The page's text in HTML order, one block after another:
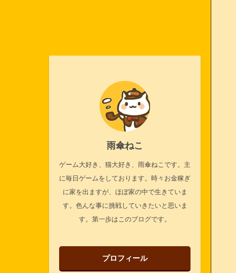
雨傘ねこ
ゲーム大好き、猫大好き、雨傘ねこです。主
に毎日ゲームをしております。時々お金稼ぎ
に家を出ますが、ほぼ家の中で生きていま
す。色んな事に挑戦していきたいと思いま
す。第一歩はこのブログです。
プロフィール